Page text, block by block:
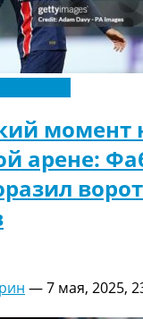
момент
арене:
—7 мая, 2025,